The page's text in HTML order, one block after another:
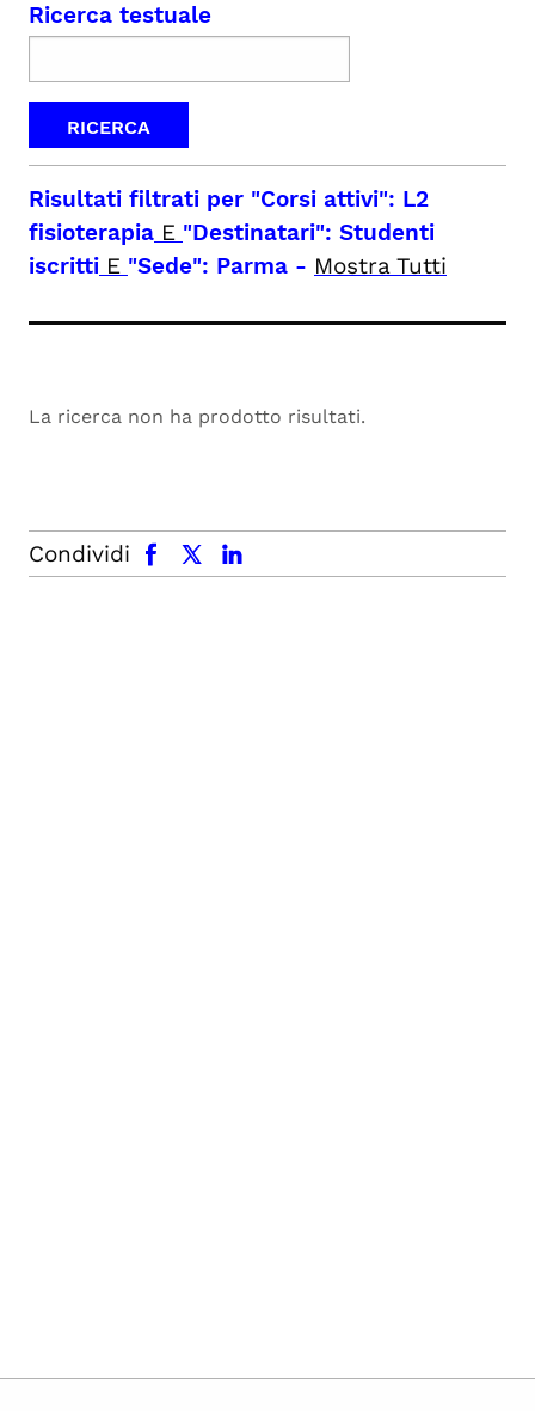
Ricerca testuale
Risultati filtrati per "Corsi attivi": L2
fisioterapia E "Destinatari": Studenti
iscritti E "Sede": Parma - Mostra Tutti
La ricerca non ha prodotto risultati.
Condividi
facebook x.com linkedin